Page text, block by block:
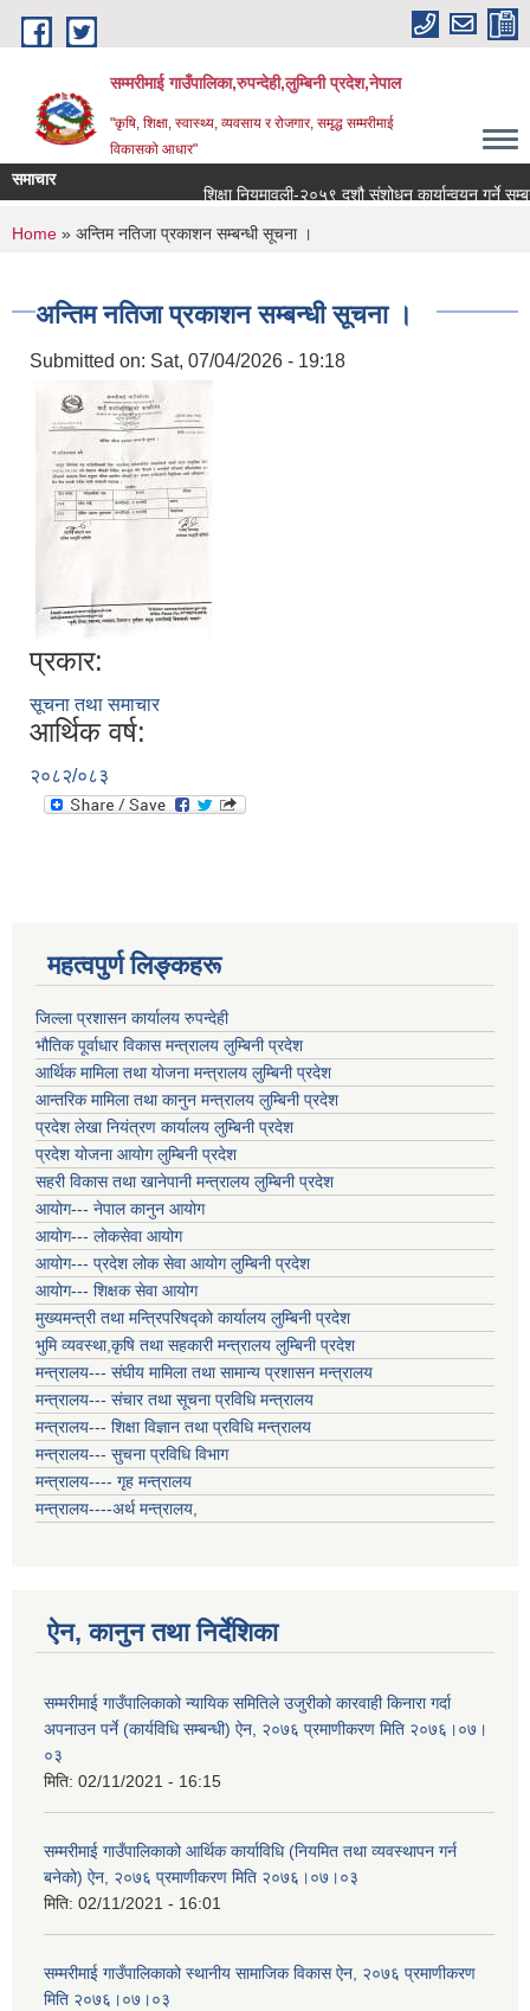
Skip to main content
सम्मरीमाई गाउँपालिका,रुपन्देही,लुम्बिनी प्रदेश,नेपाल
"कृषि, शिक्षा, स्वास्थ्य, व्यवसाय र रोजगार, समृद्ध सम्मरीमाई
विकासको आधार"
समाचार
शिक्षा नियमावली-२०५९ दशौ संशोधन कार्यान्वयन गर्ने सम्बन्धमा
You are here
Home » अन्तिम नतिजा प्रकाशन सम्बन्धी सूचना ।
अन्तिम नतिजा प्रकाशन सम्बन्धी सूचना ।
Submitted on: Sat, 07/04/2026 - 19:18
प्रकार:
सूचना तथा समाचार
आर्थिक वर्ष:
२०८२/०८३
महत्वपुर्ण लिङ्कहरू
जिल्ला प्रशासन कार्यालय रुपन्देही
भौतिक पूर्वाधार विकास मन्त्रालय लुम्बिनी प्रदेश
आर्थिक मामिला तथा योजना मन्त्रालय लुम्बिनी प्रदेश
आन्तरिक मामिला तथा कानुन मन्त्रालय लुम्बिनी प्रदेश
प्रदेश लेखा नियंत्रण कार्यालय लुम्बिनी प्रदेश
प्रदेश योजना आयोग लुम्बिनी प्रदेश
सहरी विकास तथा खानेपानी मन्त्रालय लुम्बिनी प्रदेश
आयोग--- नेपाल कानुन आयोग
आयोग--- लोकसेवा आयोग
आयोग--- प्रदेश लोक सेवा आयोग लुम्बिनी प्रदेश
आयोग--- शिक्षक सेवा आयोग
मुख्यमन्त्री तथा मन्त्रिपरिषद्को कार्यालय लुम्बिनी प्रदेश
भुमि व्यवस्था,कृषि तथा सहकारी मन्त्रालय लुम्बिनी प्रदेश
मन्त्रालय--- संघीय मामिला तथा सामान्य प्रशासन मन्त्रालय
मन्त्रालय--- संचार तथा सूचना प्रविधि मन्त्रालय
मन्त्रालय--- शिक्षा विज्ञान तथा प्रविधि मन्त्रालय
मन्त्रालय--- सुचना प्रविधि विभाग
मन्त्रालय---- गृह मन्त्रालय
मन्त्रालय----अर्थ मन्त्रालय,
ऐन, कानुन तथा निर्देशिका
सम्मरीमाई गाउँपालिकाको न्यायिक समितिले उजुरीको कारवाही किनारा गर्दा
अपनाउन पर्ने (कार्यविधि सम्बन्धी) ऐन, २०७६ प्रमाणीकरण मिति २०७६।०७।
०३
मिति: 02/11/2021 - 16:15
सम्मरीमाई गाउँपालिकाको आर्थिक कार्याविधि (नियमित तथा व्यवस्थापन गर्न
बनेको) ऐन, २०७६ प्रमाणीकरण मिति २०७६।०७।०३
मिति: 02/11/2021 - 16:01
सम्मरीमाई गाउँपालिकाको स्थानीय सामाजिक विकास ऐन, २०७६ प्रमाणीकरण
मिति २०७६।०७।०३